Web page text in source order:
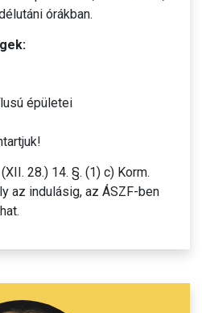
órákban.
épületei
28.) 14. §. (1) c) Korm.
az indulásig, az ÁSZF-ben